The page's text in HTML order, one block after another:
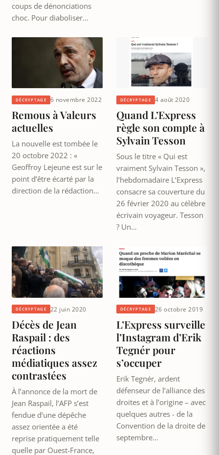
coups de dénonciations
choc. Pour diaboliser…
DÉCRYPTAGE 6 novembre 2022
Remous à Valeurs
actuelles
La nouvelle est tombée le
20 octobre 2022 : «
Geoffroy Lejeune est sur le
point d’être écarté par la
direction de la rédaction…
DÉCRYPTAGE 4 août 2020
Quand L’Express
règle son compte à
Sylvain Tesson
Sous le titre « Qui est
vraiment Sylvain Tesson »,
l’hebdomadaire L’Express
consacre sa couverture du
26 février 2020 au célèbre
écrivain voyageur. Tesson
? Un…
DÉCRYPTAGE 22 juin 2020
Décès de Jean
Raspail : des
réactions
médiatiques assez
contrastées
À l’annonce de la mort de
Jean Raspail, l’AFP s’est
fendue d’une dépêche
assez orientée a été
reprise pratiquement telle
quelle par Ouest-France,
DÉCRYPTAGE 26 octobre 2019
L’Express surveille
l’Instagram d’Erik
Tegnér pour
s’occuper
Erik Tegnér, ardent
défenseur de l’alliance des
droites et à l’origine – avec
quelques autres - de la
Convention de la droite de
septembre…